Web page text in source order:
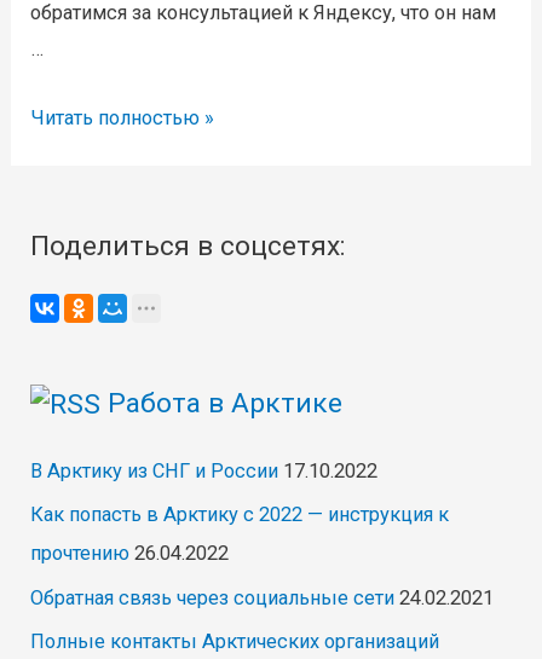
обратимся за консультацией к Яндексу, что он нам
…
Где
Керченский
мост,
Сибири»
Читать полностью »
Поделиться в соцсетях:
Работа в Арктике
В Арктику из СНГ и России 17.10.2022
Как попасть в Арктику с 2022 — инструкция к
прочтению 26.04.2022
Обратная связь через социальные сети 24.02.2021
Полные контакты Арктических организаций